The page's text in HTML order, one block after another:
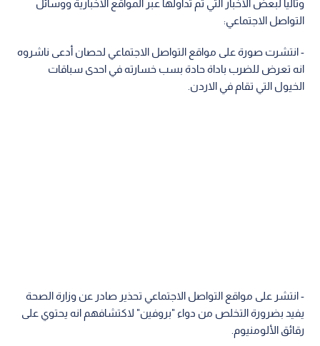
وتاليا لبعض الأخبار التي تم تداولها عبر المواقع الاخبارية ووسائل
التواصل الاجتماعي:
- انتشرت صورة على مواقع التواصل الاجتماعي لحصان أدعى ناشروه
انه تعرض للضرب باداة حادة بسب خسارته في احدى سباقات
الخيول التي تقام في الاردن.
- انتشر على مواقع التواصل الاجتماعي تحذير صادر عن وزارة الصحة
يفيد بضرورة التخلص من دواء "بروفين" لاكتشافهم انه يحتوي على
رقائق الألومنيوم.